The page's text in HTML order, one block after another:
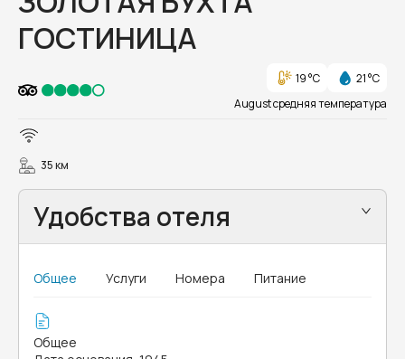
ГОСТИНИЦА
19 °C
21 °C
August средняя температура
35 км
Удобства отеля
Общее Услуги Номера Питание
Общее